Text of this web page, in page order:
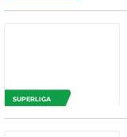
SUPERLIGA